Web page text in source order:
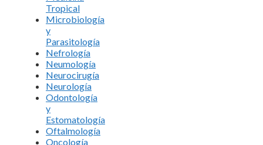
Tropical
Microbiología
y
Parasitología
Nefrología
Neumología
Neurocirugía
Neurología
Odontología
y
Estomatología
Oftalmología
Oncología